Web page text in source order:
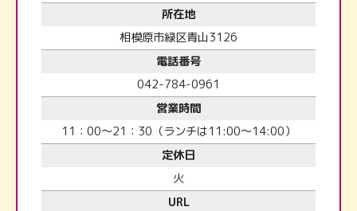
所在地
相模原市緑区青山3126
電話番号
042-784-0961
営業時間
11：00～21：30（ランチは11:00～14:00）
定休日
火
URL